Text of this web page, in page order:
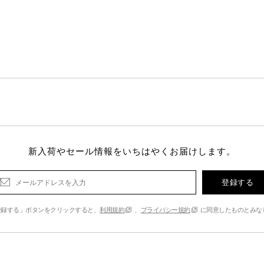
新入荷やセール情報をいちはやくお届けします。
登録する
する」ボタンをクリックすると、利用規約 プライバシー規約 に同意したものとみな